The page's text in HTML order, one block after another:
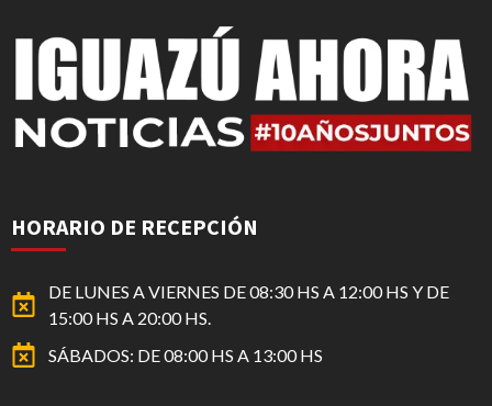
HORARIO DE RECEPCIÓN
DE LUNES A VIERNES DE 08:30 HS A 12:00 HS Y DE
15:00 HS A 20:00 HS.
SÁBADOS: DE 08:00 HS A 13:00 HS